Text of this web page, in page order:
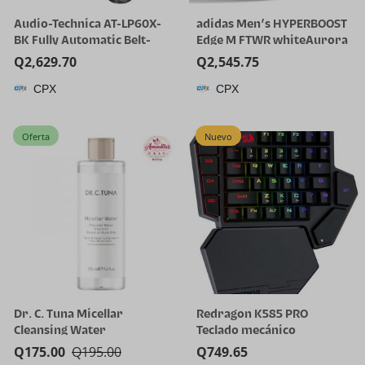
Audio-Technica AT-LP60X-
BK Fully Automatic Belt-
Drive Stereo Turntable,
Black, Hi-Fi, 2 Speed, Dust
Cover, Anti-Resonance,
Cover, Anti-Resonance,
Q2,629.70
CPX
adidas Men’s HYPERBOOST
Edge M FTWR whiteAurora
Onix/Solar Turbo 11 US
Multi
Q2,545.75
CPX
Oferta
Dr. C. Tuna Micellar
Cleansing Water
Q195.00
Q175.00
Nuevo
Redragon K585 PRO
Teclado mecánico
inalámbrico con una sola
mano, 42 teclas, 3 modos
Q749.65